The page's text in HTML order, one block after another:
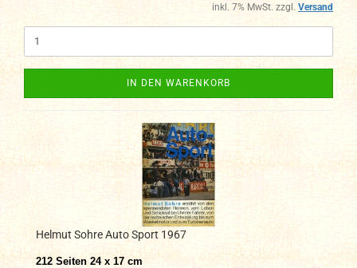
inkl. 7% MwSt. zzgl. Versand
IN DEN WARENKORB
Helmut Sohre Auto Sport 1967
212 Seiten 24 x 17 cm